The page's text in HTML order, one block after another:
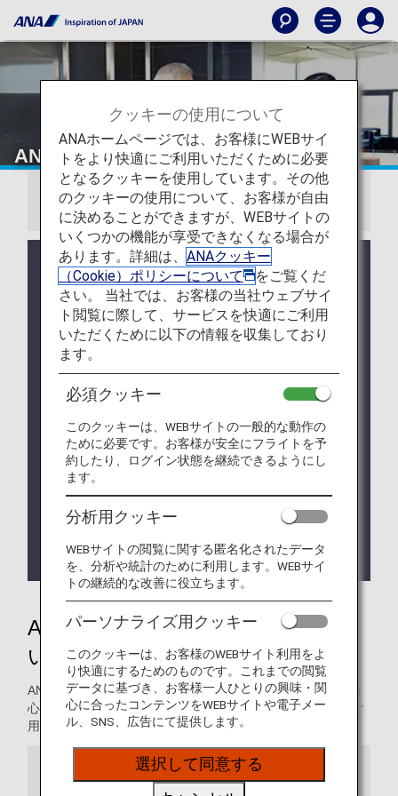
ANAのおもてなし体験
お知らせ
システムの不具合により、国内線特典航空券をWEB
でご予約の場合、ANA以外の運航便ではご登録いた
だいたプレミアムメンバーサービスの情報が連携さ
れない事象が発生しております。ご不便をおかけい
たしますが、プレミアムメンバーサービス特典ご利
用時はステイタスカードやデジタルカードをご提示
2028年4月よりANAスーパーフライヤーズカードの
サービスリニューアルを実施いたします。
詳しくはANAスーパーフライヤーズカードの制度変
更 をご確認ください。
アップグレードポイントのご提供は2026年度のプレ
員の方へのご提供をもって終了いたします。詳しく
をご確認ください。
ANAのおもてなしをご体感くださ
い
ANAではお客様に快適で便利なサービスをご提供できるよう
心がけております。ここでは、最も大切なお客様のためにご
用意した特別サービスをご案内します。
プレミアムメンバー専用デスク
クッキーの使用について
ANAホームページでは、お客様にWEBサイ
トをより快適にご利用いただくために必要
となるクッキーを使用しています。その他
のクッキーの使用について、お客様が自由
に決めることができますが、WEBサイトの
いくつかの機能が享受できなくなる場合が
あります。詳細は、 ANAクッキー
（Cookie）ポリシーについて
をご覧くだ
さい。 当社では、お客様の当社ウェブサイ
ト閲覧に際して、サービスを快適にご利用
いただくために以下の情報を収集しており
ます。
必須クッキー
このクッキーは、WEBサイトの一般的な動作の
ために必要です。お客様が安全にフライトを予
約したり、ログイン状態を継続できるようにし
ます。
分析用クッキー
WEBサイトの閲覧に関する匿名化されたデータ
を、分析や統計のために利用します。WEBサイ
トの継続的な改善に役立ちます。
パーソナライズ用クッキー
このクッキーは、お客様のWEBサイト利用をよ
り快適にするためのものです。これまでの閲覧
データに基づき、お客様一人ひとりの興味・関
心に合ったコンテンツをWEBサイトや電子メー
ル、SNS、広告にて提供します。
選択して同意する